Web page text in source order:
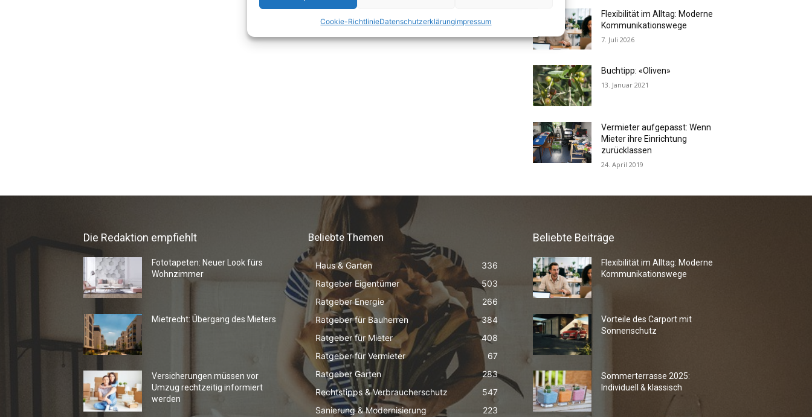
Cookie-RichtlinieDatenschutzerklärungimpressum
Flexibilität im Alltag: Moderne
Kommunikationswege
7. Juli 2026
Buchtipp: «Oliven»
13. Januar 2021
Vermieter aufgepasst: Wenn
Mieter ihre Einrichtung
zurücklassen
24. April 2019
Die Redaktion empfiehlt
Fototapeten: Neuer Look fürs
Wohnzimmer
Mietrecht: Übergang des Mieters
Versicherungen müssen vor
Umzug rechtzeitig informiert
werden
Beliebte Themen
Haus & Garten
336
Ratgeber Eigentümer
503
Ratgeber Energie
266
Ratgeber für Bauherren
384
Ratgeber für Mieter
408
Ratgeber für Vermieter
67
Ratgeber Garten
283
Rechtstipps & Verbraucherschutz
547
Sanierung & Modernisierung
223
Beliebte Beiträge
Flexibilität im Alltag: Moderne
Kommunikationswege
Vorteile des Carport mit
Sonnenschutz
Sommerterrasse 2025:
Individuell & klassisch